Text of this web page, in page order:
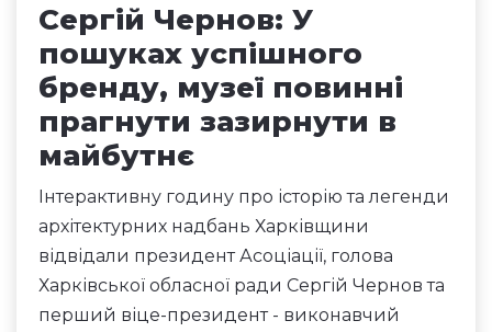
Сергій Чернов: У
пошуках успішного
бренду, музеї повинні
прагнути зазирнути в
майбутнє
Інтерактивну годину про історію та легенди
архітектурних надбань Харківщини
відвідали президент Асоціації, голова
Харківської обласної ради Сергій Чернов та
перший віце-президент - виконавчий